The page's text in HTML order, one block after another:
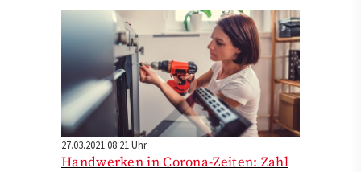
27.03.2021 08:21 Uhr
Handwerken in Corona-Zeiten: Zahl